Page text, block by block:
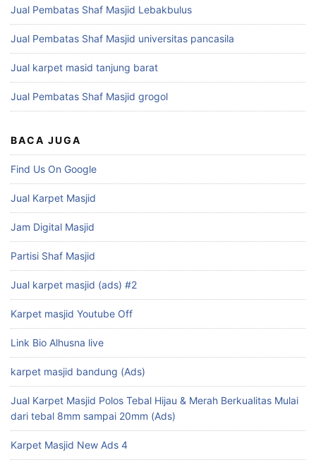
Jual Pembatas Shaf Masjid Lebakbulus
Jual Pembatas Shaf Masjid universitas pancasila
Jual karpet masid tanjung barat
Jual Pembatas Shaf Masjid grogol
BACA JUGA
Find Us On Google
Jual Karpet Masjid
Jam Digital Masjid
Partisi Shaf Masjid
Jual karpet masjid (ads) #2
Karpet masjid Youtube Off
Link Bio Alhusna live
karpet masjid bandung (Ads)
Jual Karpet Masjid Polos Tebal Hijau & Merah Berkualitas Mulai
dari tebal 8mm sampai 20mm (Ads)
Karpet Masjid New Ads 4